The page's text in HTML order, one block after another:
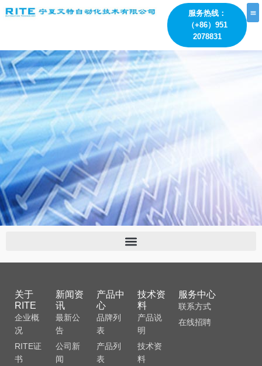
跳
至
服务热线：
（+86）951
2078831
关于
RITE
企业概
况
RITE证
书
新闻资
讯
最新公
告
公司新
闻
产品中
心
品牌列
表
产品列
表
技术资
料
产品说
明
技术资
料
服务中心
联系方式
在线招聘